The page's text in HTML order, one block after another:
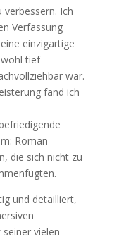
Ich
Verfassung
einzigartige
tief
war.
fand ich
Roman
die sich nicht zu
und detailliert,
vielen